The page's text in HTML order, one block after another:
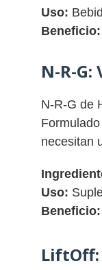
Uso:
Beneficio:
N-R-G:
N-R-G de
necesitan
Uso:
Beneficio:
LiftOff: